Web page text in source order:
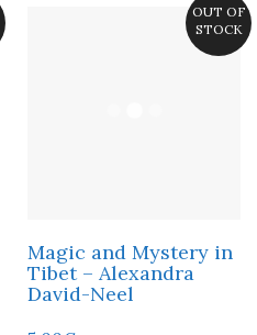
OUT OF
STOCK
Magic and Mystery in
Tibet – Alexandra
David-Neel